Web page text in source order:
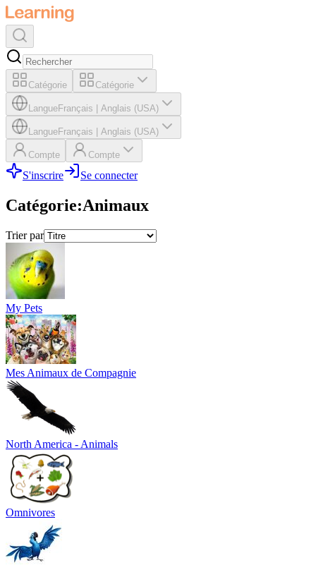
Catégorie Catégorie
LangueFrançais Anglais (USA)
LangueFrançais Anglais (USA)
Compte Compte
S'inscrire Se connecter
Catégorie:Animaux
Trier par
My Pets
Mes Animaux de Compagnie
North America - Animals
Omnivores